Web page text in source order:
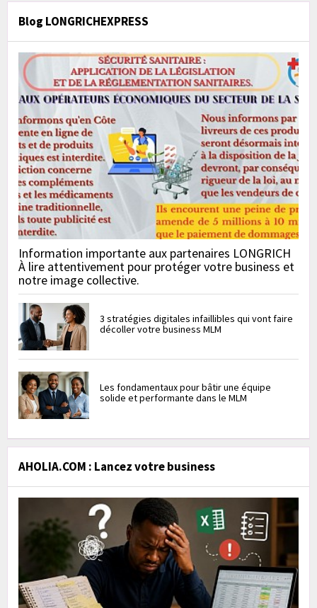
Blog LONGRICHEXPRESS
Information importante aux partenaires LONGRICH
À lire attentivement pour protéger votre business et
notre image collective.
3 stratégies digitales infaillibles qui vont faire
décoller votre business MLM
Les fondamentaux pour bâtir une équipe
solide et performante dans le MLM
AHOLIA.COM : Lancez votre business